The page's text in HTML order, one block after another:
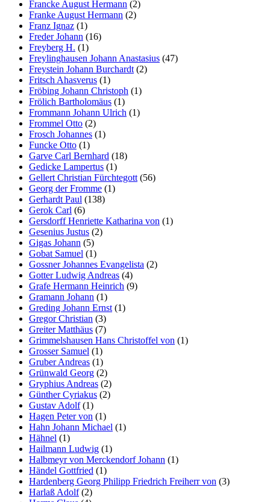
Francke August Hermann (2)
Franke August Hermann (2)
Franz Ignaz (1)
Freder Johann (16)
Freyberg H. (1)
Freylinghausen Johann Anastasius (47)
Freystein Johann Burchardt (2)
Fritsch Ahasverus (1)
Fröbing Johann Christoph (1)
Frölich Bartholomäus (1)
Frommann Johann Ulrich (1)
Frommel Otto (2)
Frosch Johannes (1)
Funcke Otto (1)
Garve Carl Bernhard (18)
Gedicke Lampertus (1)
Gellert Christian Fürchtegott (56)
Georg der Fromme (1)
Gerhardt Paul (138)
Gerok Carl (6)
Gersdorff Henriette Katharina von (1)
Gesenius Justus (2)
Gigas Johann (5)
Gobat Samuel (1)
Gossner Johannes Evangelista (2)
Gotter Ludwig Andreas (4)
Grafe Hermann Heinrich (9)
Gramann Johann (1)
Greding Johann Ernst (1)
Gregor Christian (3)
Greiter Matthäus (7)
Grimmelshausen Hans Christoffel von (1)
Grosser Samuel (1)
Gruber Andreas (1)
Grünwald Georg (2)
Gryphius Andreas (2)
Günther Cyriakus (2)
Gustav Adolf(1)
Hagen Peter von (1)
Hahn Johann Michael (1)
Hähnel (1)
Hailmann Ludwig (1)
Halbmeyr von Merckendorf Johann (1)
Händel Gottfried (1)
Hardenberg Georg Philipp Friedrich Freiherr von (3)
Harlaß Adolf(2)